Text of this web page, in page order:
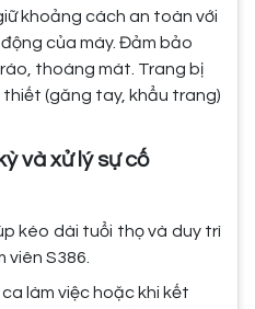
khoảng cách an toàn với
của máy. Đảm bảo
ráo, thoáng mát. Trang bị
(găng tay, khẩu trang)
và xử lý sự cố
kéo dài tuổi thọ và duy trì
viên S386.
ca làm việc hoặc khi kết